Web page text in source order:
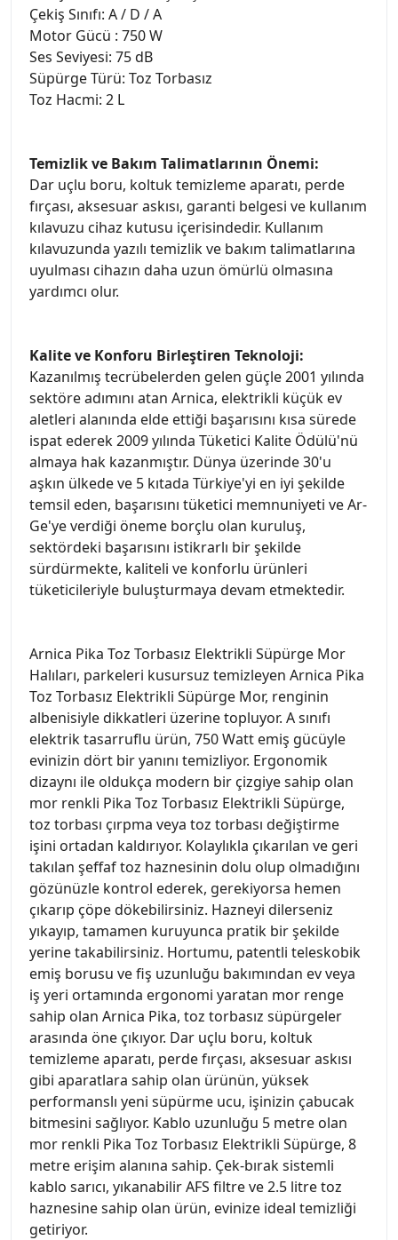
Çekiş Sınıfı: A / D / A
Motor Gücü : 750 W
Ses Seviyesi: 75 dB
Süpürge Türü: Toz Torbasız
Toz Hacmi: 2 L
Temizlik ve Bakım Talimatlarının Önemi:
Dar uçlu boru, koltuk temizleme aparatı, perde
fırçası, aksesuar askısı, garanti belgesi ve kullanım
kılavuzu cihaz kutusu içerisindedir. Kullanım
kılavuzunda yazılı temizlik ve bakım talimatlarına
uyulması cihazın daha uzun ömürlü olmasına
yardımcı olur.
Kalite ve Konforu Birleştiren Teknoloji:
Kazanılmış tecrübelerden gelen güçle 2001 yılında
sektöre adımını atan Arnica, elektrikli küçük ev
aletleri alanında elde ettiği başarısını kısa sürede
ispat ederek 2009 yılında Tüketici Kalite Ödülü'nü
almaya hak kazanmıştır. Dünya üzerinde 30'u
aşkın ülkede ve 5 kıtada Türkiye'yi en iyi şekilde
temsil eden, başarısını tüketici memnuniyeti ve Ar-
Ge'ye verdiği öneme borçlu olan kuruluş,
sektördeki başarısını istikrarlı bir şekilde
sürdürmekte, kaliteli ve konforlu ürünleri
tüketicileriyle buluşturmaya devam etmektedir.
Arnica Pika Toz Torbasız Elektrikli Süpürge Mor
Halıları, parkeleri kusursuz temizleyen Arnica Pika
Toz Torbasız Elektrikli Süpürge Mor, renginin
albenisiyle dikkatleri üzerine topluyor. A sınıfı
elektrik tasarruflu ürün, 750 Watt emiş gücüyle
evinizin dört bir yanını temizliyor. Ergonomik
dizaynı ile oldukça modern bir çizgiye sahip olan
mor renkli Pika Toz Torbasız Elektrikli Süpürge,
toz torbası çırpma veya toz torbası değiştirme
işini ortadan kaldırıyor. Kolaylıkla çıkarılan ve geri
takılan şeffaf toz haznesinin dolu olup olmadığını
gözünüzle kontrol ederek, gerekiyorsa hemen
çıkarıp çöpe dökebilirsiniz. Hazneyi dilerseniz
yıkayıp, tamamen kuruyunca pratik bir şekilde
yerine takabilirsiniz. Hortumu, patentli teleskobik
emiş borusu ve fiş uzunluğu bakımından ev veya
iş yeri ortamında ergonomi yaratan mor renge
sahip olan Arnica Pika, toz torbasız süpürgeler
arasında öne çıkıyor. Dar uçlu boru, koltuk
temizleme aparatı, perde fırçası, aksesuar askısı
gibi aparatlara sahip olan ürünün, yüksek
performanslı yeni süpürme ucu, işinizin çabucak
bitmesini sağlıyor. Kablo uzunluğu 5 metre olan
mor renkli Pika Toz Torbasız Elektrikli Süpürge, 8
metre erişim alanına sahip. Çek-bırak sistemli
kablo sarıcı, yıkanabilir AFS filtre ve 2.5 litre toz
haznesine sahip olan ürün, evinize ideal temizliği
getiriyor.